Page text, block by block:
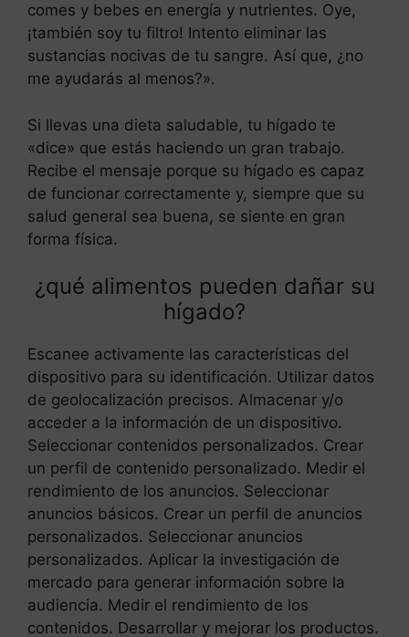
comes y bebes en energía y nutrientes. Oye,
¡también soy tu filtro! Intento eliminar las
sustancias nocivas de tu sangre. Así que, ¿no
me ayudarás al menos?».
Si llevas una dieta saludable, tu hígado te
«dice» que estás haciendo un gran trabajo.
Recibe el mensaje porque su hígado es capaz
de funcionar correctamente y, siempre que su
salud general sea buena, se siente en gran
forma física.
¿qué alimentos pueden dañar su
hígado?
Escanee activamente las características del
dispositivo para su identificación. Utilizar datos
de geolocalización precisos. Almacenar y/o
acceder a la información de un dispositivo.
Seleccionar contenidos personalizados. Crear
un perfil de contenido personalizado. Medir el
rendimiento de los anuncios. Seleccionar
anuncios básicos. Crear un perfil de anuncios
personalizados. Seleccionar anuncios
personalizados. Aplicar la investigación de
mercado para generar información sobre la
audiencia. Medir el rendimiento de los
contenidos. Desarrollar y mejorar los productos.